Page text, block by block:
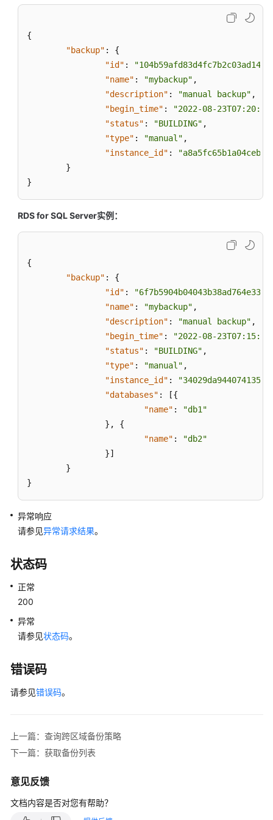
v3（推
查
库
格
据
性
与
恢
设
{
"backup" :
{
"id" :
"name" : "mybackup" ,
"description" : "manual backup" ,
"begin_time" :
"2022-08-
"status" : "BUILDING" ,
"type" : "manual" ,
"instance_id" :
}
}
RDS for SQL Server实例：
{
"backup" :
{
"id" :
"name" : "mybackup" ,
"description" : "manual backup" ,
"begin_time" :
"2022-08-
"status" : "BUILDING" ,
"type" : "manual" ,
"instance_id" :
"databases" : [{
"name" :
"db1"
} ,
{
"name" :
"db2"
}]
}
}
异常响应
请参见异常请求结果。
状态码
正常
200
异常
请参见状态码。
错误码
请参见错误码。
上一篇：查询跨区域备份策略
下一篇：获取备份列表
意见反馈
文档内容是否对您有帮助？